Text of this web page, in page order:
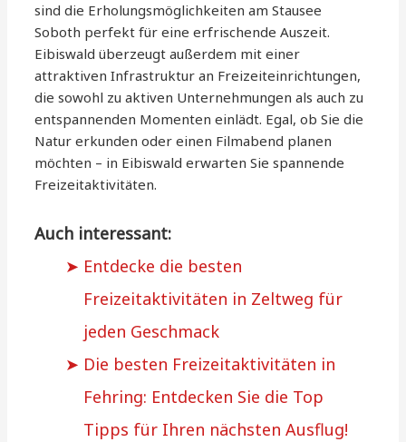
sind die Erholungsmöglichkeiten am Stausee
Soboth perfekt für eine erfrischende Auszeit.
Eibiswald überzeugt außerdem mit einer
attraktiven Infrastruktur an Freizeiteinrichtungen,
die sowohl zu aktiven Unternehmungen als auch zu
entspannenden Momenten einlädt. Egal, ob Sie die
Natur erkunden oder einen Filmabend planen
möchten – in Eibiswald erwarten Sie spannende
Freizeitaktivitäten.
Auch interessant:
Entdecke die besten
Freizeitaktivitäten in Zeltweg für
jeden Geschmack
Die besten Freizeitaktivitäten in
Fehring: Entdecken Sie die Top
Tipps für Ihren nächsten Ausflug!